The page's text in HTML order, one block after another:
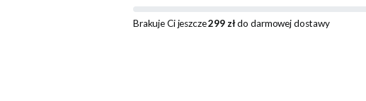
Brakuje Ci jeszcze299 złdo darmowej dostawy